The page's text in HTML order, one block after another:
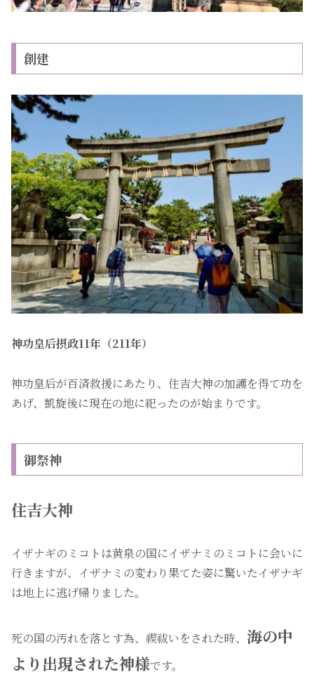
創建
神功皇后摂政11年（211年）
神功皇后が百済救援にあたり、住吉大神の加護を得て功を
あげ、凱旋後に現在の地に祀ったのが始まりです。
御祭神
住吉大神
イザナギのミコトは黄泉の国にイザナミのミコトに会いに
行きますが、イザナミの変わり果てた姿に驚いたイザナギ
は地上に逃げ帰りました。
死の国の汚れを落とす為、禊祓いをされた時、 海の中
より出現された神様です。